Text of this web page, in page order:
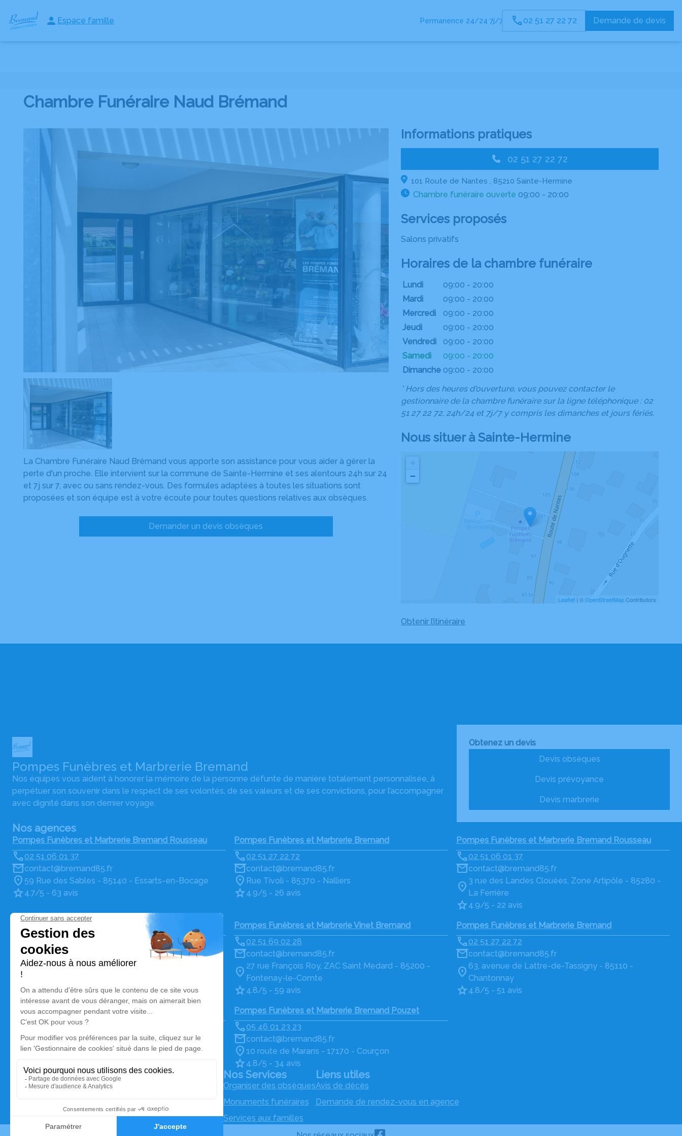
Espace famille Permanence 24/24 7j/7 02 51 27 22 72 Demande de devis
NOS SERVICES NOS AGENCES
Chambre Funéraire Naud Brémand
La Chambre Funéraire Naud Brémand vous apporte son assistance pour vous aider à gérer la
perte d'un proche. Elle intervient sur la commune de Sainte-Hermine et ses alentours 24h sur 24
et 7j sur 7, avec ou sans rendez-vous. Des formules adaptées à toutes les situations sont
proposées et son équipe est à votre écoute pour toutes questions relatives aux obsèques.
Demander un devis obsèques
Informations pratiques
02 51 27 22 72
101 Route de Nantes , 85210 Sainte-Hermine
Chambre funéraire ouverte 09:00 - 20:00
Services proposés
Salons privatifs
Horaires de la chambre funéraire
Lundi
09:00 - 20:00
Mardi
09:00 - 20:00
Mercredi
09:00 - 20:00
Jeudi
09:00 - 20:00
Vendredi
09:00 - 20:00
Samedi
09:00 - 20:00
Dimanche 09:00 - 20:00
* Hors des heures d'ouverture, vous pouvez contacter le
gestionnaire de la chambre funéraire sur la ligne téléphonique : 02
51 27 22 72, 24h/24 et 7j/7 y compris les dimanches et jours fériés.
Nous situer à Sainte-Hermine
−
Leaflet | ©OpenStreetMapContributors
Obtenir l’itinéraire
Pompes Funèbres et Marbrerie Bremand
Nos équipes vous aident à honorer la mémoire de la personne défunte de manière totalement personnalisée, à
perpétuer son souvenir dans le respect de ses volontés, de ses valeurs et de ses convictions, pour l’accompagner
avec dignité dans son dernier voyage.
Obtenez un devis
Devis obsèques
Devis prévoyance
Devis marbrerie
Nos agences
Pompes Funèbres et Marbrerie Bremand Rousseau
02 51 06 01 37
contact@bremand85.fr
59 Rue des Sables - 85140 - Essarts-en-Bocage
4.7/5 - 63 avis
Pompes Funèbres et Marbrerie Bremand
02 51 27 22 72
contact@bremand85.fr
Rue Tivoli - 85370 - Nalliers
4.9/5 - 26 avis
Pompes Funèbres et Marbrerie Bremand Rousseau
02 51 06 01 37
contact@bremand85.fr
3 rue des Landes Clouées, Zone Artipôle - 85280 -
La Ferrière
4.9/5 - 22 avis
Pompes Funèbres et Marbrerie Bremand
contact@bremand85.fr
101, Route de Nantes - 85210 - Sainte-Hermine
Pompes Funèbres et Marbrerie Vinet Bremand
02 51 69 02 28
contact@bremand85.fr
27 rue François Roy, ZAC Saint Medard - 85200 -
Fontenay-le-Comte
4.8/5 - 59 avis
Pompes Funèbres et Marbrerie Bremand
02 51 27 22 72
contact@bremand85.fr
63, avenue de Lattre-de-Tassigny - 85110 -
Chantonnay
4.8/5 - 51 avis
Pompes Funèbres et Marbrerie Bremand Pouzet
05 49 35 40 24
contact@bremand85.fr
65, Route de Niort - 79210 - Saint-Hilaire-la-Palud
Pompes Funèbres et Marbrerie Bremand Pouzet
05 46 01 23 23
contact@bremand85.fr
10 route de Marans - 17170 - Courçon
4.8/5 - 34 avis
Nos Services
Organiser des obsèques
Monuments funéraires
Services aux familles
Liens utiles
Avis de décès
Demande de rendez-vous en agence